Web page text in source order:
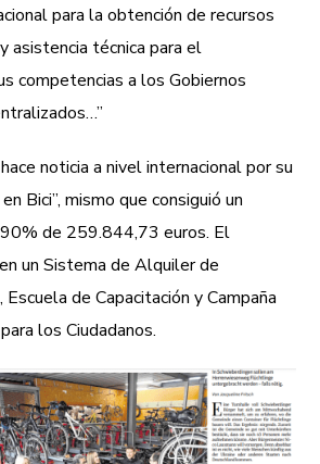
para la obtención de recursos
asistencia técnica para el
competencias a los Gobiernos
noticia a nivel internacional por su
Bici”, mismo que consiguió un
de 259.844,73 euros. El
un Sistema de Alquiler de
de Capacitación y Campaña
los Ciudadanos.